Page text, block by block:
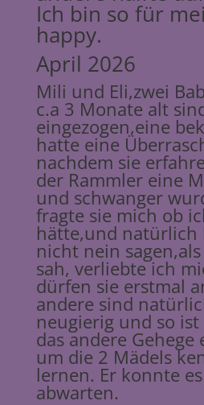
Ich bin so für
happy.
April 2026
Mili und Eli,zwei
c.a 3 Monate alt
eingezogen,eine
hatte eine
nachdem sie
der Rammler eine
und schwanger
fragte sie mich ob
hätte,und natürlich
nicht nein
sah, verliebte ich
dürfen sie erstmal
andere sind
neugierig und so
das andere Gehege
um die 2 Mädels
lernen. Er konnte
abwarten.